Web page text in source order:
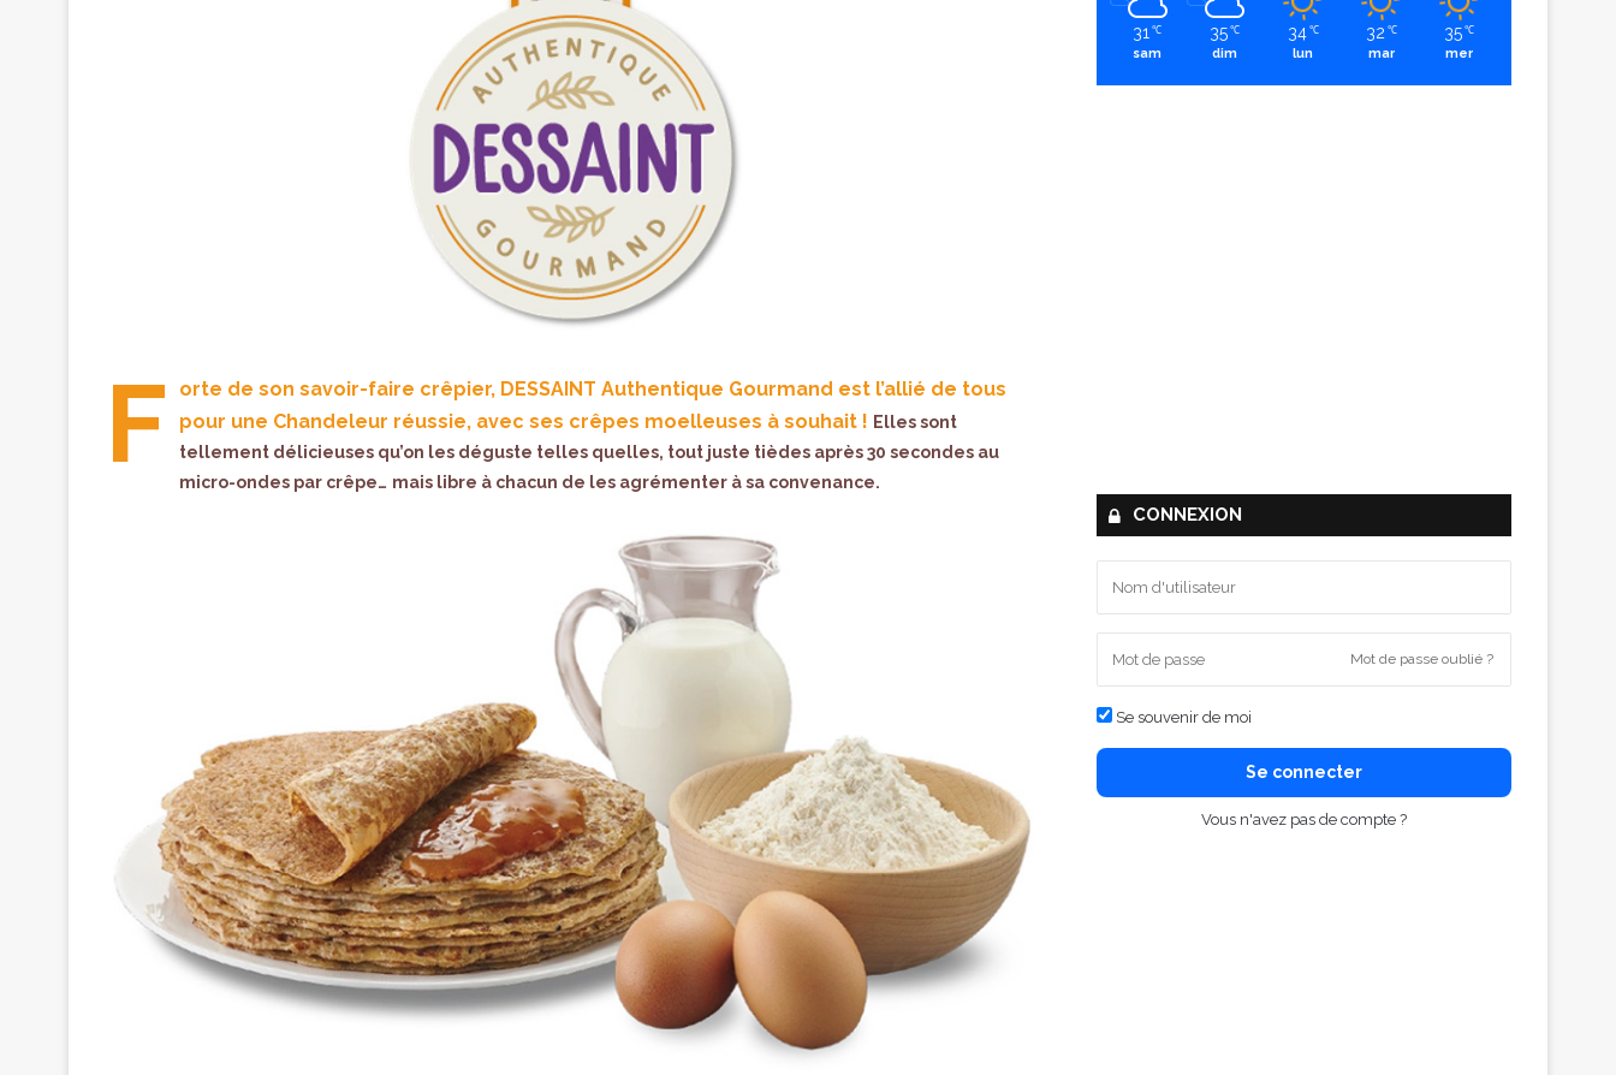
F
orte de son savoir-faire crêpier, DESSAINT Authentique Gourmand est l’allié de tous
pour une Chandeleur réussie, avec ses crêpes moelleuses à souhait ! Elles sont
tellement délicieuses qu’on les déguste telles quelles, tout juste tièdes après 30 secondes au
micro-ondes par crêpe… mais libre à chacun de les agrémenter à sa convenance.
31 ℃
sam
35 ℃
dim
34 ℃
lun
32 ℃
mar
35 ℃
mer
CONNEXION
Mot de passe oublié ?
Se souvenir de moi
Se connecter
Vous n'avez pas de compte ?